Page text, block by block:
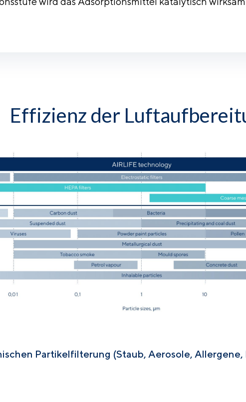
Effizienz der
Partikelfilterung (Staub, Aerosole, Allergene,